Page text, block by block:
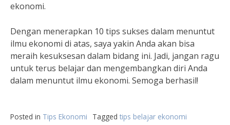
ekonomi.
Dengan menerapkan 10 tips sukses dalam menuntut
ilmu ekonomi di atas, saya yakin Anda akan bisa
meraih kesuksesan dalam bidang ini. Jadi, jangan ragu
untuk terus belajar dan mengembangkan diri Anda
dalam menuntut ilmu ekonomi. Semoga berhasil!
Posted in Tips Ekonomi Tagged tips belajar ekonomi